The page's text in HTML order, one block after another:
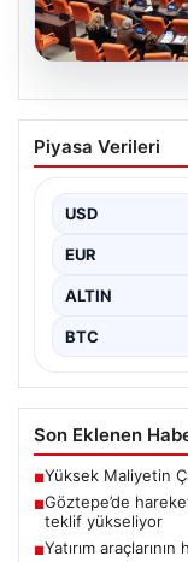
Önce
maddede
Piyasa Verileri
USD
EUR
ALTIN
BTC
Son Eklenen
■Yüksek Maliyetin
■Göztepe’de
teklif yükseliyor
■Yatırım